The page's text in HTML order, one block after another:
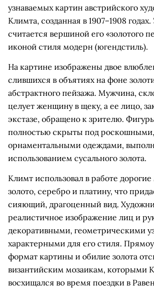
узнаваемых картин австрийского
Климта, созданная в 1907–1908
считается вершиной его «золотого
иконой стиля модерн (югендстиль).
На картине изображены двое
слившихся в объятиях на фоне
абстрактного пейзажа. Мужчина,
целует женщину в щеку, а ее лицо,
экстазе, обращено к зрителю.
полностью скрыты под роскошными,
орнаментальными одеждами,
использованием сусального золота.
Климт использовал в работе
золото, серебро и платину, что
сияющий, драгоценный вид.
реалистичное изображение лиц и
декоративными, геометрическими
характерными для его стиля.
формат картины и обилие золота
византийским мозаикам, которыми
восхищался во время поездки в